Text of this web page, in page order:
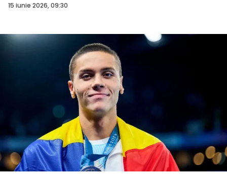
15 iunie 2026, 09:30